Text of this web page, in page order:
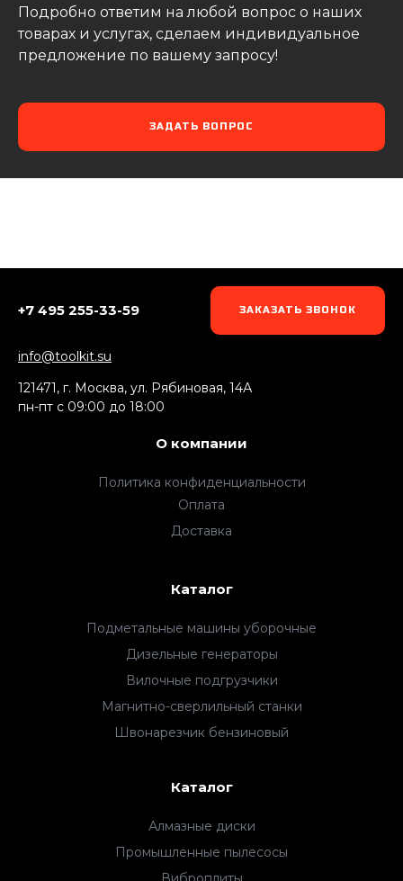
Подробно ответим на любой вопрос о наших
товарах и услугах, сделаем индивидуальное
предложение по вашему запросу!
ЗАДАТЬ ВОПРОС
+7 495 255-33-59 ЗАКАЗАТЬ ЗВОНОК
info@toolkit.su
121471, г. Москва, ул. Рябиновая, 14А
пн-пт c 09:00 до 18:00
О компании
Политика конфиденциальности
Оплата
Доставка
Каталог
Подметальные машины уборочные
Дизельные генераторы
Вилочные подгрузчики
Магнитно-сверлильный станки
Швонарезчик бензиновый
Каталог
Алмазные диски
Промышленные пылесосы